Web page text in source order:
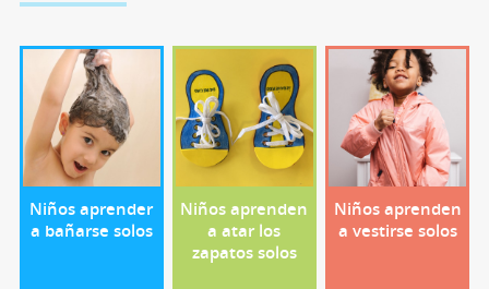
Niños aprender
a bañarse solos
Niños aprenden
a atar los
zapatos solos
Niños aprenden
a vestirse solos